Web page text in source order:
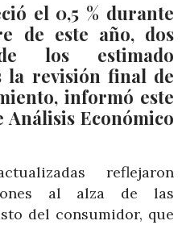
el 0,5 % durante
de este año, dos
los estimado
la revisión final de
informó este
Análisis Económico
reflejaron
al alza de las
del consumidor, que